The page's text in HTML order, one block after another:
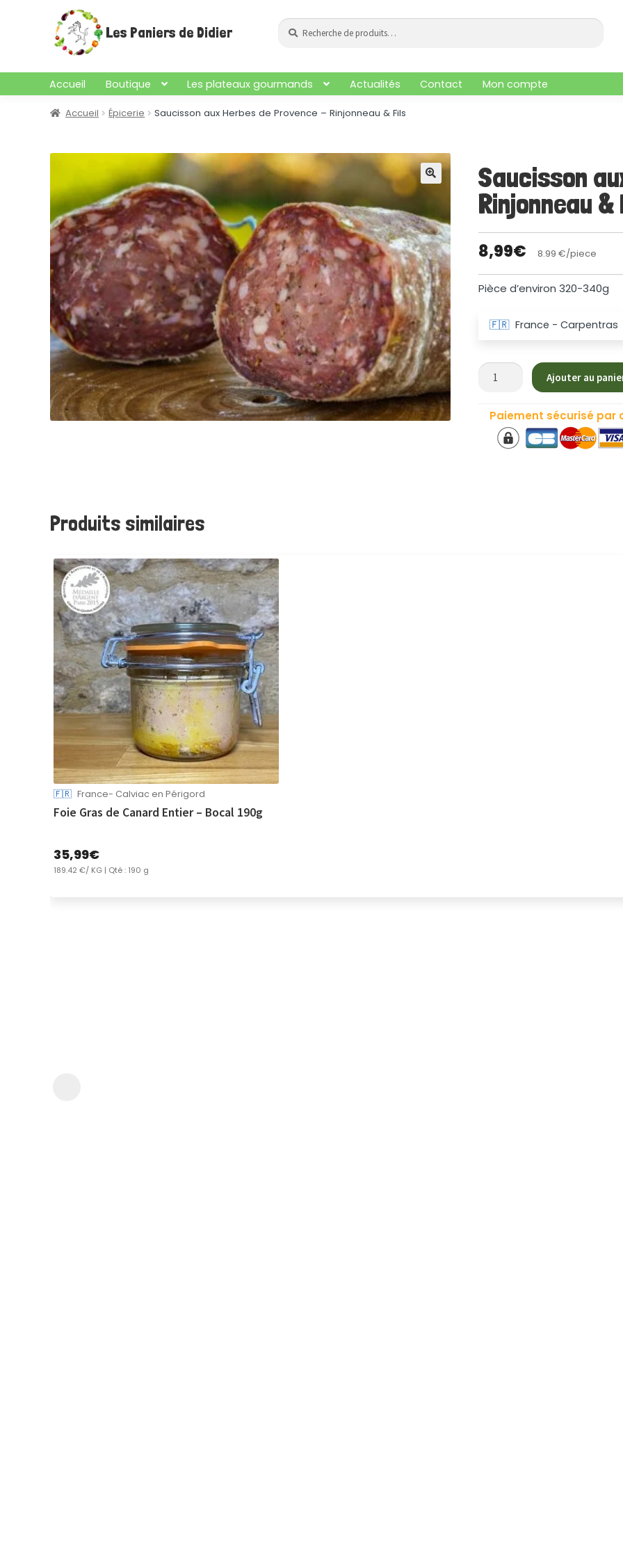
Aller
la
navigation
Aller
au
contenu
Les Paniers de Didier
Recherche
pour :
Recherche
Accueil Boutique Les plateaux gourmands Actualités Contact Mon compte
Accueil Épicerie Saucisson aux Herbes de Provence – Rinjonneau & Fils
Saucisson
Rinjonneau &
8,99€ 8.99 €/piece
Pièce d’environ 320-340g
🇫🇷 France - Carpentras
quantité
aux
Herbes
Ajouter au
Paiement sécurisé par
Produits similaires
🇫🇷 France- Calviac en Périgord
Foie Gras de Canard Entier – Bocal 190g
35,99€
189.42 €/ KG| Qté : 190 g